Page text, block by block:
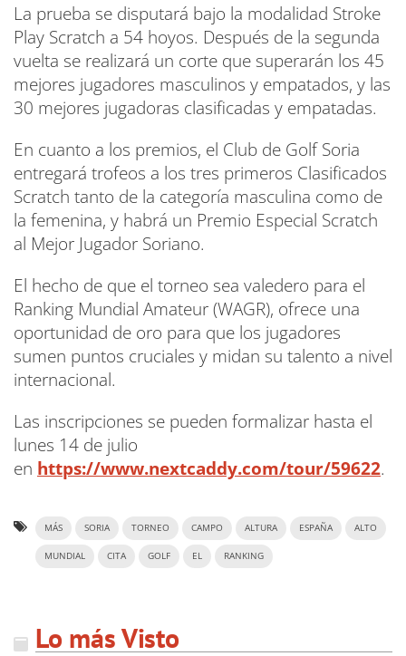
La prueba se disputará bajo la modalidad Stroke
Play Scratch a 54 hoyos. Después de la segunda
vuelta se realizará un corte que superarán los 45
mejores jugadores masculinos y empatados, y las
30 mejores jugadoras clasificadas y empatadas.
En cuanto a los premios, el Club de Golf Soria
entregará trofeos a los tres primeros Clasificados
Scratch tanto de la categoría masculina como de
la femenina, y habrá un Premio Especial Scratch
al Mejor Jugador Soriano.
El hecho de que el torneo sea valedero para el
Ranking Mundial Amateur (WAGR), ofrece una
oportunidad de oro para que los jugadores
sumen puntos cruciales y midan su talento a nivel
internacional.
Las inscripciones se pueden formalizar hasta el
lunes 14 de julio
en https://www.nextcaddy.com/tour/59622.
MÁS SORIA TORNEO CAMPO ALTURA ESPAÑA ALTO
MUNDIAL CITA GOLF EL RANKING
Lo más Visto